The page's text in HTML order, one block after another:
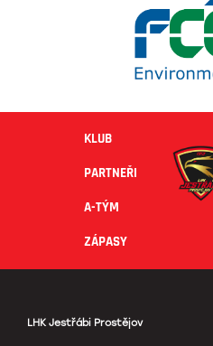
KLUB
PARTNEŘI
A-TÝM
ZÁPASY
LHK Jestřábi Prostějov